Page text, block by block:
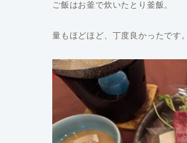
ご飯はお釜で炊いたとり釜飯。
量もほどほど、丁度良かったです。